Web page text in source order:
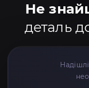
Не
деталь